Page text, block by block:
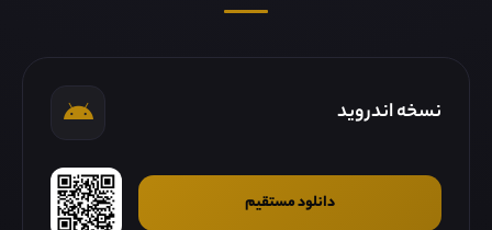
نسخه اندروید
دانلود مستقیم